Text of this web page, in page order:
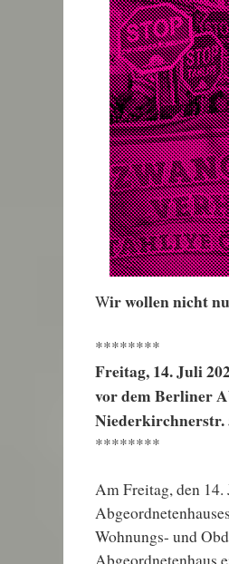
Wir wollen nicht
********
Freitag, 14. Juli
vor dem Berliner
Niederkirchnerstr.
********
Am Freitag, den
Wohnungs- und
Abgeordnetenhaus